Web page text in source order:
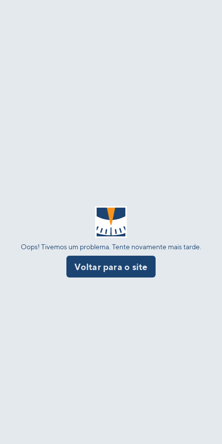
Oops! Tivemos um problema. Tente novamente mais tarde.
Voltar para o site